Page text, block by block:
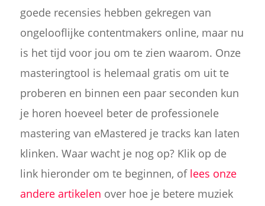
goede recensies hebben gekregen van
ongelooflijke contentmakers online, maar nu
is het tijd voor jou om te zien waarom. Onze
masteringtool is helemaal gratis om uit te
proberen en binnen een paar seconden kun
je horen hoeveel beter de professionele
mastering van eMastered je tracks kan laten
klinken. Waar wacht je nog op? Klik op de
link hieronder om te beginnen, of lees onze
andere artikelen over hoe je betere muziek